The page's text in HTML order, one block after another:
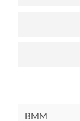
BMM